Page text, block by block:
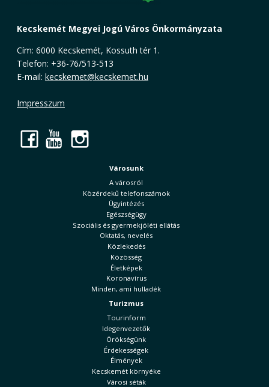
Kecskemét Megyei Jogú Város Önkormányzata
Cím: 6000 Kecskemét, Kossuth tér 1.
Telefon: +36-76/513-513
E-mail: kecskemet@kecskemet.hu
Impresszum
Facebook
YouTube
Városunk
A városról
Közérdekű telefonszámok
Ügyintézés
Egészségügy
Szociális és gyermekjóléti ellátás
Oktatás, nevelés
Közlekedés
Közösség
Életképek
Koronavírus
Minden, ami hulladék
Turizmus
Tourinform
Idegenvezetők
Örökségünk
Érdekességek
Élmények
Kecskemét környéke
Városi séták